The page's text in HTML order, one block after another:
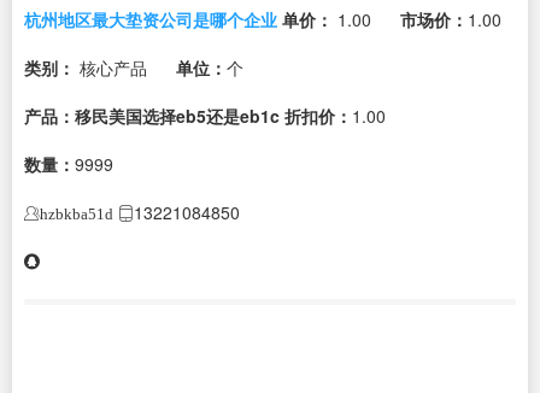
杭州地区最大垫资公司是哪个企业 单价： 1.00 市场价： 1.00
类别： 核心产品 单位： 个
产品：移民美国选择eb5还是eb1c 折扣价： 1.00
数量： 9999
hzbkba51d 13221084850